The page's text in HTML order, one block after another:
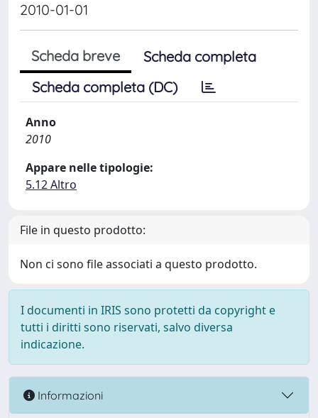
2010-01-01
Scheda breve
Scheda completa
Scheda completa (DC)
Anno
2010
Appare nelle tipologie:
5.12 Altro
File in questo prodotto:
Non ci sono file associati a questo prodotto.
I documenti in IRIS sono protetti da copyright e
tutti i diritti sono riservati, salvo diversa
indicazione.
Informazioni